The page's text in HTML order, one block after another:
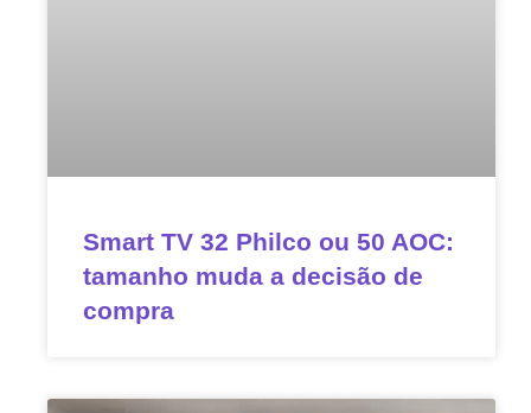
Smart TV 32 Philco ou 50 AOC:
tamanho muda a decisão de
compra